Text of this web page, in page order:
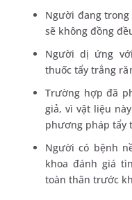
Người đang
sẽ không đồng
Người dị ứng
thuốc tẩy trắng
Trường hợp đã
giả, vì vật liệu
phương pháp tẩy
Người có bệnh
khoa đánh giá
toàn thân trước